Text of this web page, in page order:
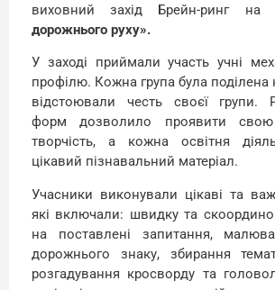
виховний захід Брейн-ринг на
дорожнього руху».
У заході приймали участь учні
профілю. Кожна група була поділена
відстоювали честь своєї групи.
форм дозволило проявити свою
творчість, а кожна освітня
цікавий пізнавальний матеріал.
Учасники виконували цікаві та
які включали: швидку та
на поставлені запитання,
дорожнього знаку, збирання
розгадування кросворду та